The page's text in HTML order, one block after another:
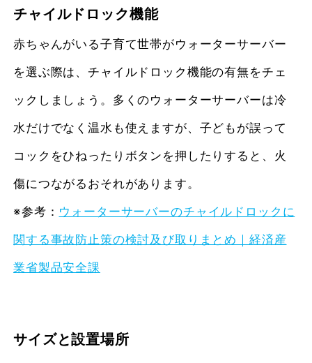
チャイルドロック機能
赤ちゃんがいる子育て世帯がウォーターサーバー
を選ぶ際は、チャイルドロック機能の有無をチェ
ックしましょう。多くのウォーターサーバーは冷
水だけでなく温水も使えますが、子どもが誤って
コックをひねったりボタンを押したりすると、火
傷につながるおそれがあります。
※参考： ウォーターサーバーのチャイルドロックに
関する事故防止策の検討及び取りまとめ｜経済産
業省製品安全課
サイズと設置場所